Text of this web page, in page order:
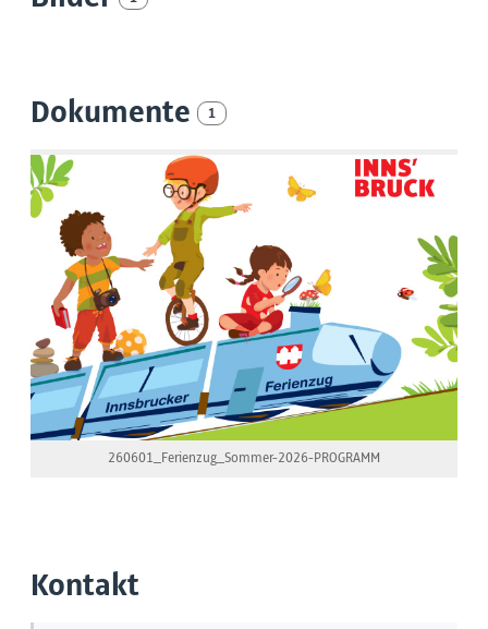
Dokumente 1
260601_Ferienzug_Sommer-2026-PROGRAMM
Kontakt